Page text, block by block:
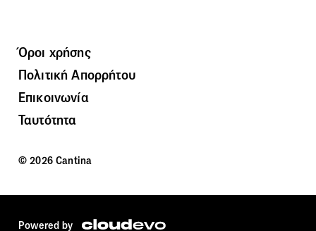
Όροι χρήσης
Πολιτική Απορρήτου
Επικοινωνία
Ταυτότητα
© 2026 Cantina
Powered by